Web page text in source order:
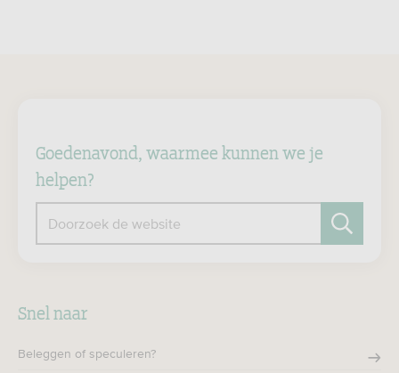
Goedenavond, waarmee kunnen we je
helpen?
Doorzoek de website
Snel naar
Beleggen of speculeren?